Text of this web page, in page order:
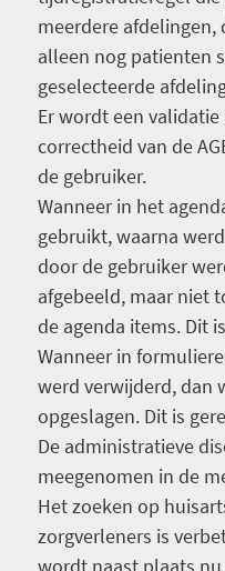
meerdere afdelingen,
alleen nog patienten
geselecteerde
Er wordt een
correctheid van de
de gebruiker.
Wanneer in het
gebruikt, waarna
door de gebruiker
afgebeeld, maar niet
de agenda items. Dit
Wanneer in
werd verwijderd, dan
opgeslagen. Dit is
De administratieve
meegenomen in de
Het zoeken op
zorgverleners is